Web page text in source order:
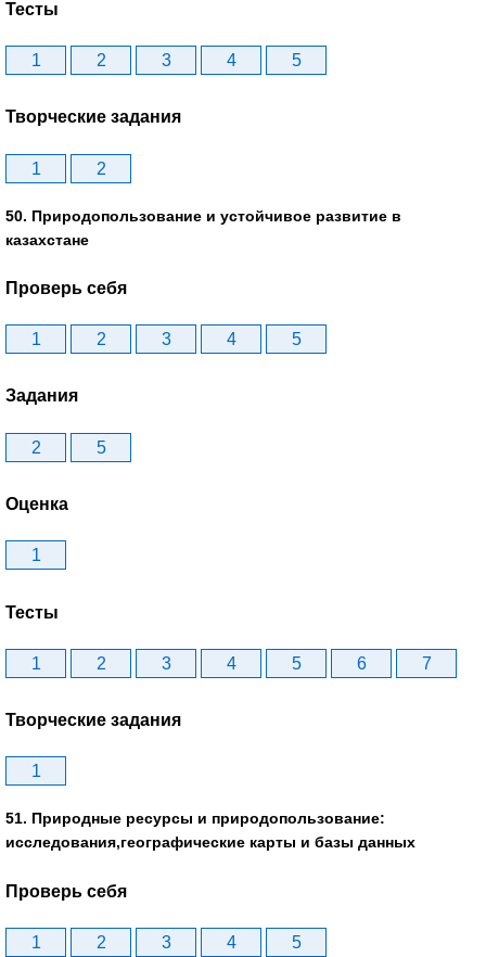
Тесты
1 2 3 4 5
Творческие задания
1 2
50. Природопользование и устойчивое развитие в
казахстане
Проверь себя
1 2 3 4 5
Задания
2 5
Оценка
1
Тесты
1 2 3 4 5 6 7
Творческие задания
1
51. Природные ресурсы и природопользование:
исследования,географические карты и базы данных
Проверь себя
1 2 3 4 5